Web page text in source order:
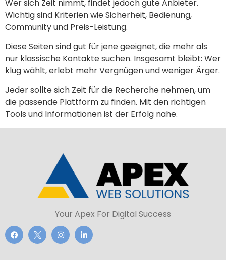
Wer sich Zeit nimmt, findet jedoch gute Anbieter.
Wichtig sind Kriterien wie Sicherheit, Bedienung,
Community und Preis-Leistung.
Diese Seiten sind gut für jene geeignet, die mehr als
nur klassische Kontakte suchen. Insgesamt bleibt: Wer
klug wählt, erlebt mehr Vergnügen und weniger Ärger.
Jeder sollte sich Zeit für die Recherche nehmen, um
die passende Plattform zu finden. Mit den richtigen
Tools und Informationen ist der Erfolg nahe.
Your Apex For Digital Success